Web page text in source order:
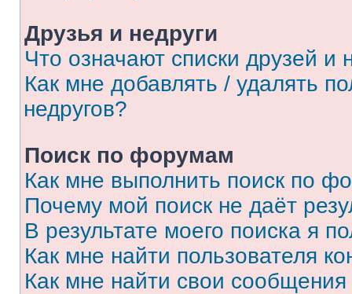
Друзья и недруги
Что означают списки друзей и
Как мне добавлять / удалять
недругов?
Поиск по форумам
Как мне выполнить поиск по
Почему мой поиск не даёт
В результате моего поиска я
Как мне найти пользователя
Как мне найти свои